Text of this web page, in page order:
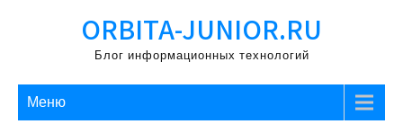
ORBITA-JUNIOR.RU
Блог информационных технологий
Меню